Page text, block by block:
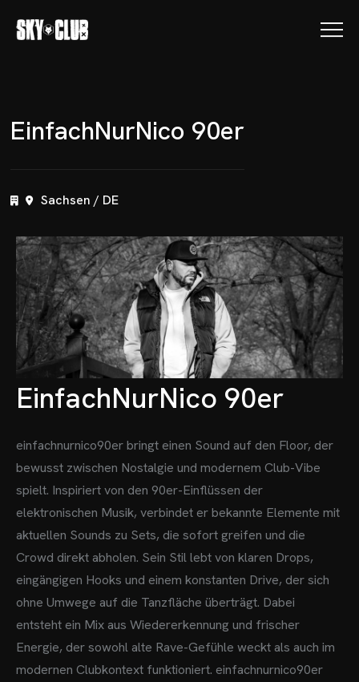
EinfachNurNico 90er
Sachsen / DE
EinfachNurNico 90er
einfachnurnico90er bringt einen Sound auf den Floor, der
bewusst zwischen Nostalgie und modernem Club-Vibe
spielt. Inspiriert von den 90er-Einflüssen der
elektronischen Musik, verbindet er bekannte Elemente mit
aktuellen Sounds zu Sets, die sofort greifen und die
Crowd direkt abholen. Sein Stil lebt von klaren Drops,
eingängigen Hooks und einem konstanten Drive, der sich
ohne Umwege auf die Tanzfläche überträgt. Dabei
entsteht ein Mix aus Wiedererkennung und frischer
Energie, der sowohl alte Rave-Gefühle weckt als auch im
modernen Clubkontext funktioniert. einfachnurnico90er